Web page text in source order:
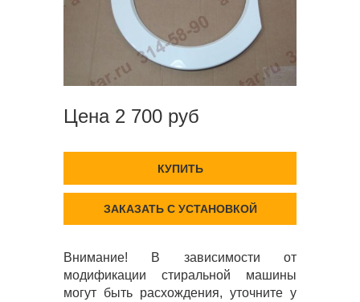
Цена 2 700 руб
КУПИТЬ
ЗАКАЗАТЬ С УСТАНОВКОЙ
Внимание! В зависимости от
модификации стиральной машины
могут быть расхождения, уточните у